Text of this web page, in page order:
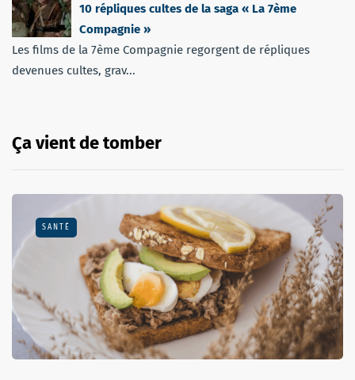
10 répliques cultes de la saga « La 7ème
Compagnie »
Les films de la 7ème Compagnie regorgent de répliques
devenues cultes, grav...
Ça vient de tomber
SANTÉ